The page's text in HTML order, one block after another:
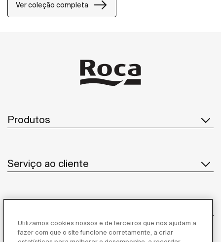
Ver coleção completa
Produtos
Serviço ao cliente
Utilizamos cookies nossos e de terceiros que nos ajudam a
fazer com que o site funcione corretamente, a criar